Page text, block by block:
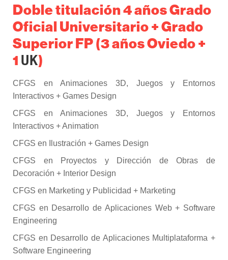
Doble titulación 4 años Grado
Oficial Universitario + Grado
Superior FP (3 años Oviedo +
1 UK)
CFGS en Animaciones 3D, Juegos y Entornos
Interactivos + Games Design
CFGS en Animaciones 3D, Juegos y Entornos
Interactivos + Animation
CFGS en Ilustración + Games Design
CFGS en Proyectos y Dirección de Obras de
Decoración + Interior Design
CFGS en Marketing y Publicidad + Marketing
CFGS en Desarrollo de Aplicaciones Web + Software
Engineering
CFGS en Desarrollo de Aplicaciones Multiplataforma +
Software Engineering